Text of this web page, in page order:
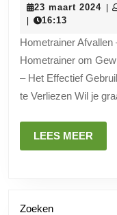
23 maart 202423|
| 16:13
Hometrainer
Hometrainer om
– Het Effectief
te Verliezen Wil je
LEES MEER
MEER
Zoeken